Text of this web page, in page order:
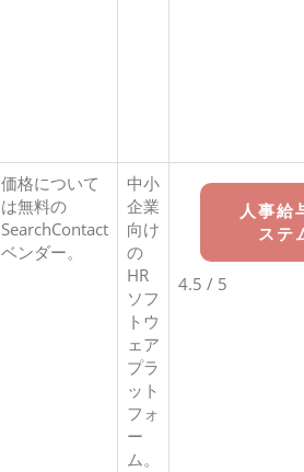
価格について
は無料の
SearchContact
ベンダー。
中小
企業
向け
の
HR
ソフ
トウ
ェア
プラ
ット
フォ
ー
ム。
人事給
ステ
4.5 / 5